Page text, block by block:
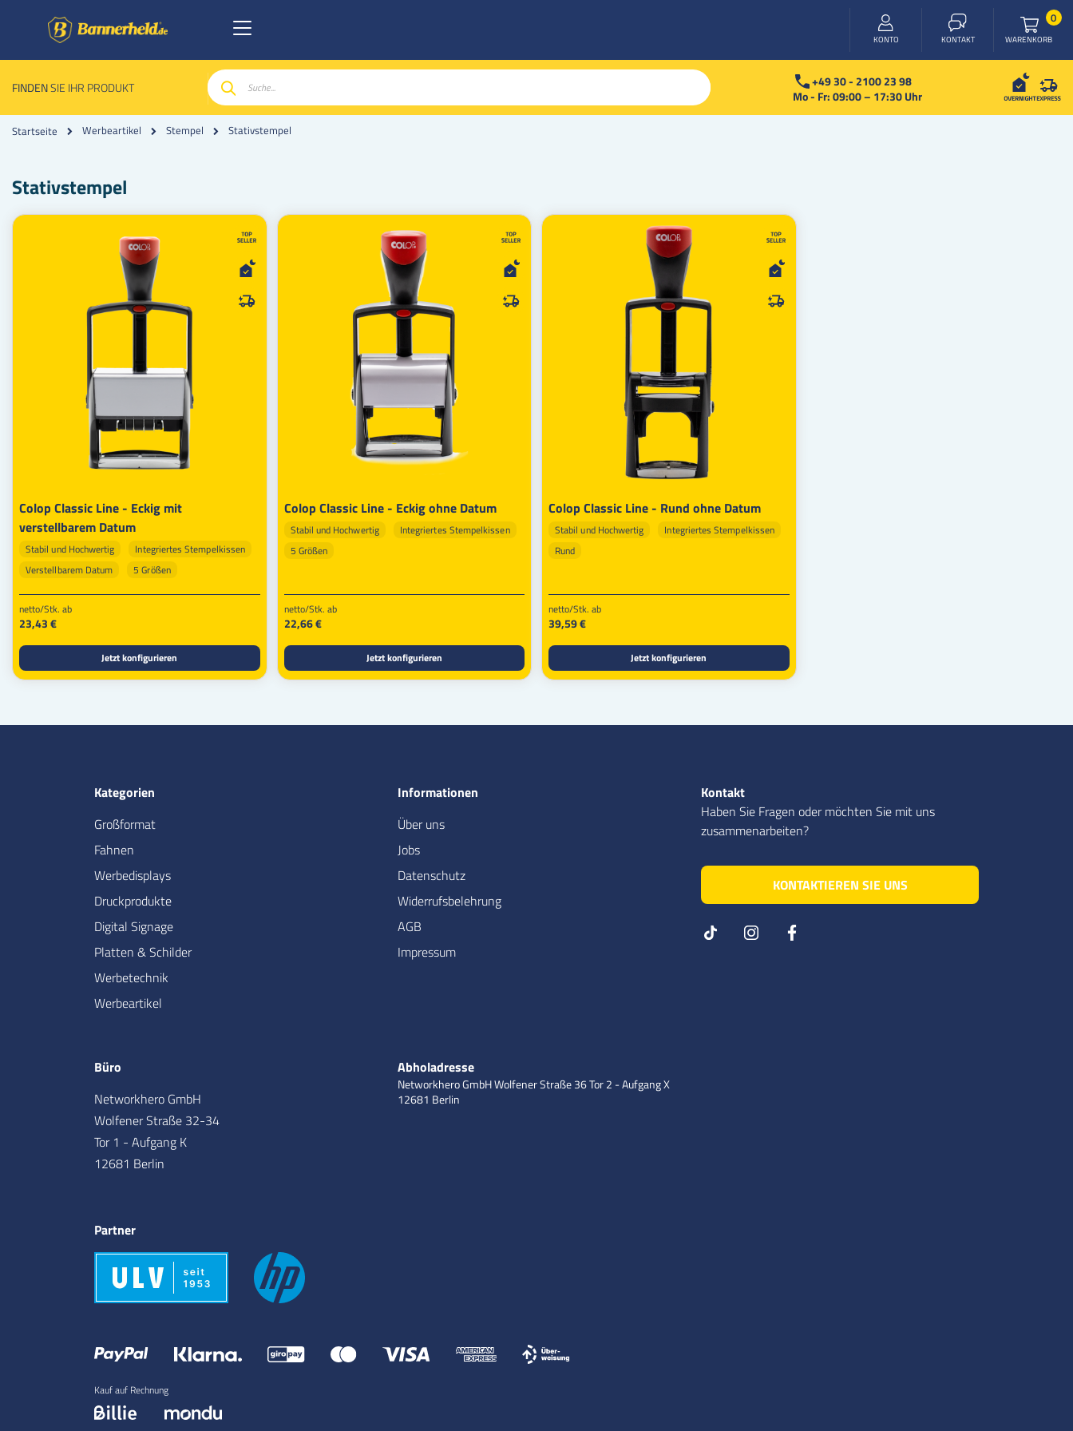
KONTO KONTAKT WARENKORB
0
FINDENSIE IHR PRODUKT
Suche
+49 30 - 2100 23 98
Mo - Fr: 09:00 – 17:30 Uhr
Startseite Werbeartikel Stempel Stativstempel
Stativstempel
Colop Classic Line - Eckig mit
verstellbarem Datum
Stabil und Hochwertig
Integriertes Stempelkissen
Verstellbarem Datum
5 Größen
netto/Stk. ab
23,43 €
Jetzt konfigurieren
Colop Classic Line - Eckig ohne Datum
Stabil und Hochwertig
Integriertes Stempelkissen
5 Größen
netto/Stk. ab
22,66 €
Jetzt konfigurieren
Colop Classic Line - Rund ohne Datum
Stabil und Hochwertig
Integriertes Stempelkissen
Rund
netto/Stk. ab
39,59 €
Jetzt konfigurieren
Kontakt
Haben Sie Fragen oder möchten Sie mit uns
zusammenarbeiten?
KONTAKTIEREN SIE UNS
Kategorien
Großformat
Fahnen
Werbedisplays
Druckprodukte
Digital Signage
Platten & Schilder
Werbetechnik
Werbeartikel
Informationen
Über uns
Jobs
Datenschutz
Widerrufsbelehrung
AGB
Impressum
Büro
Networkhero GmbH
Wolfener Straße 32-34
Tor 1 - Aufgang K
12681 Berlin
Abholadresse
Networkhero GmbHWolfener Straße 36Tor 2 - Aufgang X
12681 Berlin
Partner
Kauf auf Rechnung